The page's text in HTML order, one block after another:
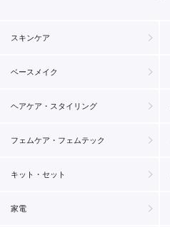
スキンケア
ベースメイク
ヘアケア・スタイリング
フェムケア・フェムテック
キット・セット
家電